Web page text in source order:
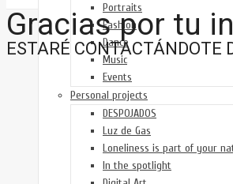
Portraits
Fashion
Dance
Music
Events
Personal projects
DESPOJADOS
Luz de Gas
Loneliness is part of your
In the spotlight
Gracias por tu
ESTARÉ CONTACTÁNDOTE